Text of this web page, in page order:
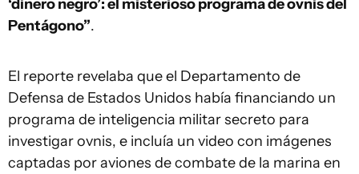
‘dinero negro’: el misterioso programa de ovnis del
Pentágono”.
El reporte revelaba que el Departamento de
Defensa de Estados Unidos había financiando un
programa de inteligencia militar secreto para
investigar ovnis, e incluía un video con imágenes
captadas por aviones de combate de la marina en